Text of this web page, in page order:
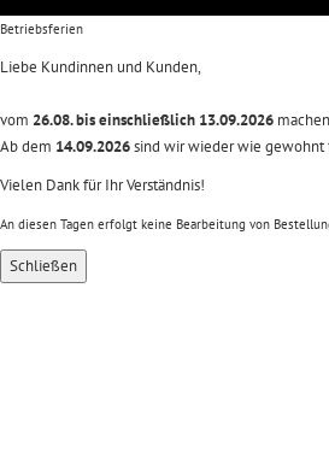
Betriebsferien
Liebe Kundinnen und Kunden,
vom 26.08. bis einschließlich 13.09.2026
Ab dem 14.09.2026sind wir wieder wie gewohnt
Vielen Dank für Ihr Verständnis!
An diesen Tagen erfolgt keine Bearbeitung von
Schließen